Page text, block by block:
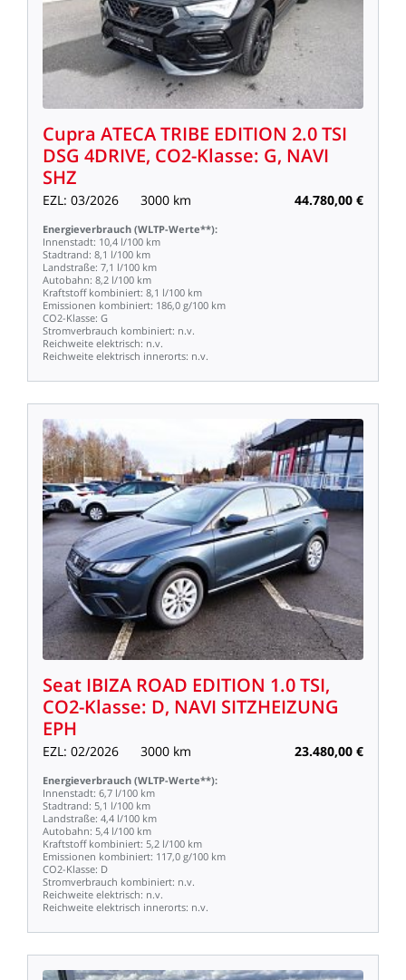
Cupra ATECATRIBE EDITION 2.0TSI
DSG 4DRIVE, CO2-Klasse: G, NAVI
SHZ
EZL: 03/2026 3000 km 44.780,00 €
Energieverbrauch (WLTP-Werte**):
Innenstadt: 10,4 l/100 km
Stadtrand: 8,1 l/100 km
Landstraße: 7,1 l/100 km
Autobahn: 8,2 l/100 km
Kraftstoff kombiniert: 8,1 l/100 km
Emissionen kombiniert: 186,0 g/100 km
CO2-Klasse: G
Stromverbrauch kombiniert: n.v.
Reichweite elektrisch: n.v.
Reichweite elektrisch innerorts: n.v.
Seat IBIZA ROAD EDITION 1.0TSI,
CO2-Klasse: D, NAVI SITZHEIZUNG
EPH
EZL: 02/2026 3000 km 23.480,00 €
Energieverbrauch (WLTP-Werte**):
Innenstadt: 6,7 l/100 km
Stadtrand: 5,1 l/100 km
Landstraße: 4,4 l/100 km
Autobahn: 5,4 l/100 km
Kraftstoff kombiniert: 5,2 l/100 km
Emissionen kombiniert: 117,0 g/100 km
CO2-Klasse: D
Stromverbrauch kombiniert: n.v.
Reichweite elektrisch: n.v.
Reichweite elektrisch innerorts: n.v.